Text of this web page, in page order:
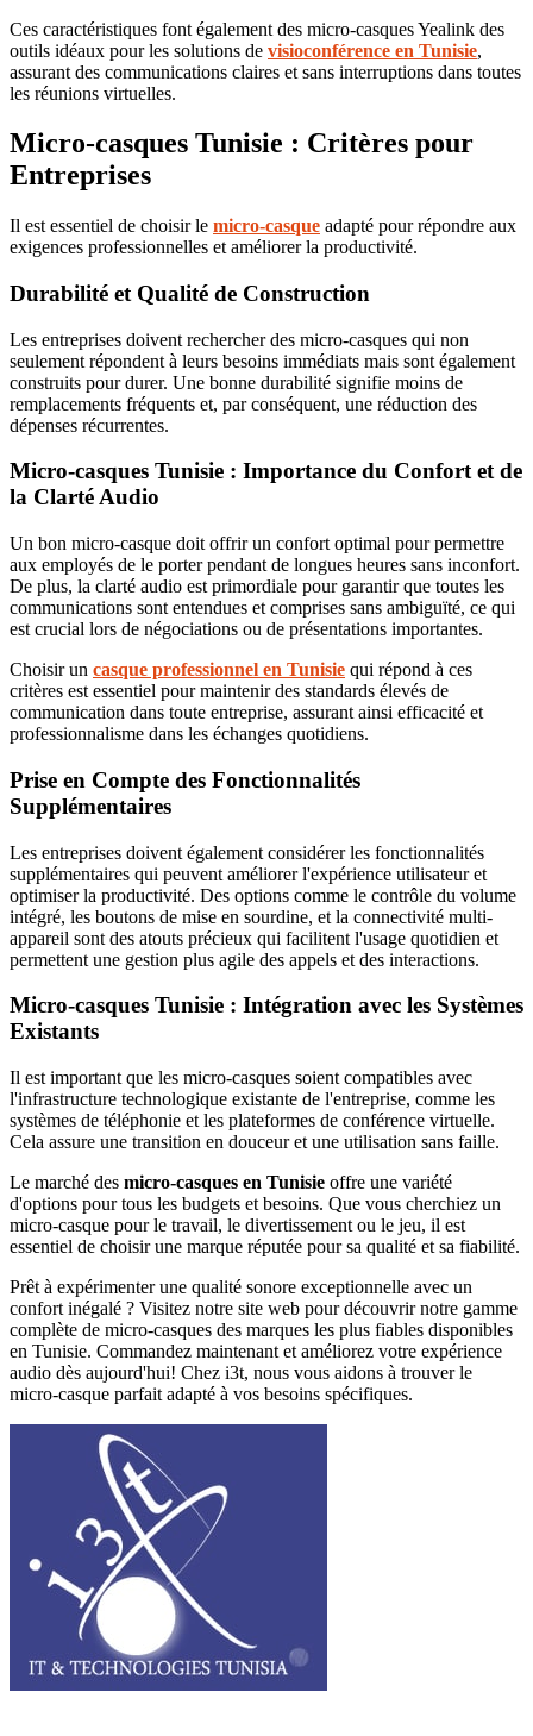
Ces caractéristiques font également des micro-casques Yealink des
outils idéaux pour les solutions de visioconférence en Tunisie,
assurant des communications claires et sans interruptions dans toutes
les réunions virtuelles.
Micro-casques Tunisie : Critères pour
Entreprises
Il est essentiel de choisir le micro-casque adapté pour répondre aux
exigences professionnelles et améliorer la productivité.
Durabilité et Qualité de Construction
Les entreprises doivent rechercher des micro-casques qui non
seulement répondent à leurs besoins immédiats mais sont également
construits pour durer. Une bonne durabilité signifie moins de
remplacements fréquents et, par conséquent, une réduction des
dépenses récurrentes.
Micro-casques Tunisie : Importance du Confort et de
la Clarté Audio
Un bon micro-casque doit offrir un confort optimal pour permettre
aux employés de le porter pendant de longues heures sans inconfort.
De plus, la clarté audio est primordiale pour garantir que toutes les
communications sont entendues et comprises sans ambiguïté, ce qui
est crucial lors de négociations ou de présentations importantes.
Choisir un casque professionnel en Tunisie qui répond à ces
critères est essentiel pour maintenir des standards élevés de
communication dans toute entreprise, assurant ainsi efficacité et
professionnalisme dans les échanges quotidiens.
Prise en Compte des Fonctionnalités
Supplémentaires
Les entreprises doivent également considérer les fonctionnalités
supplémentaires qui peuvent améliorer l'expérience utilisateur et
optimiser la productivité. Des options comme le contrôle du volume
intégré, les boutons de mise en sourdine, et la connectivité multi-
appareil sont des atouts précieux qui facilitent l'usage quotidien et
permettent une gestion plus agile des appels et des interactions.
Micro-casques Tunisie : Intégration avec les Systèmes
Existants
Il est important que les micro-casques soient compatibles avec
l'infrastructure technologique existante de l'entreprise, comme les
systèmes de téléphonie et les plateformes de conférence virtuelle.
Cela assure une transition en douceur et une utilisation sans faille.
Le marché des micro-casques en Tunisie offre une variété
d'options pour tous les budgets et besoins. Que vous cherchiez un
micro-casque pour le travail, le divertissement ou le jeu, il est
essentiel de choisir une marque réputée pour sa qualité et sa fiabilité.
Prêt à expérimenter une qualité sonore exceptionnelle avec un
confort inégalé ? Visitez notre site web pour découvrir notre gamme
complète de micro-casques des marques les plus fiables disponibles
en Tunisie. Commandez maintenant et améliorez votre expérience
audio dès aujourd'hui! Chez i3t, nous vous aidons à trouver le
micro-casque parfait adapté à vos besoins spécifiques.